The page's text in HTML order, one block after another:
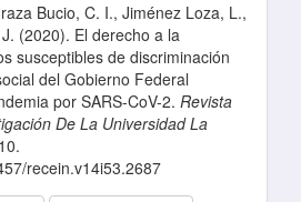
Bucio, C. I., Jiménez Loza, L.,
(2020). El derecho a la
susceptibles de discriminación
del Gobierno Federal
por SARS-CoV-2. Revista
De La Universidad La
recein.v14i53.2687